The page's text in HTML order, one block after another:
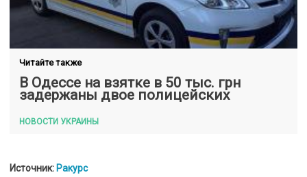
Читайте также
В Одессе на взятке в 50 тыс. грн
задержаны двое полицейских
НОВОСТИ УКРАИНЫ
Источник: Ракурс